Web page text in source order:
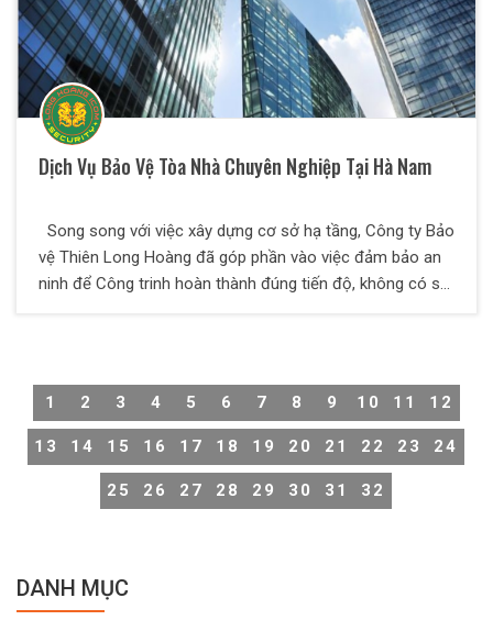
Dịch Vụ Bảo Vệ Tòa Nhà Chuyên Nghiệp Tại Hà Nam
Song song với việc xây dựng cơ sở hạ tầng, Công ty Bảo
vệ Thiên Long Hoàng đã góp phần vào việc đảm bảo an
ninh để Công trinh hoàn thành đúng tiến độ, không có sự
1 2 3 4 5 6 7 8 9 10 11 12
13 14 15 16 17 18 19 20 21 22 23 24
25 26 27 28 29 30 31 32
DANH MỤC